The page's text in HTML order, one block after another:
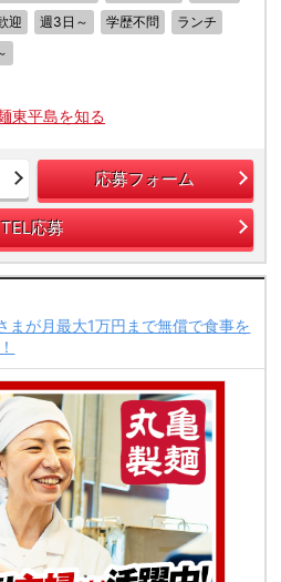
迎 週3日～ 学歴不問
ランチ
東平島を知る
応募フォーム
TEL応募
が月最大1万円まで無償で食事を